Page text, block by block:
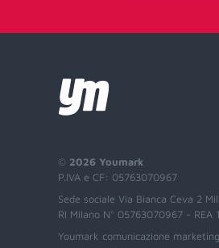
© 2026 Youmark
P.IVA e CF: 05763070967
Sede sociale Via Bianca Ceva 2
RI Milano N° 05763070967 - REA
Youmark comunicazione